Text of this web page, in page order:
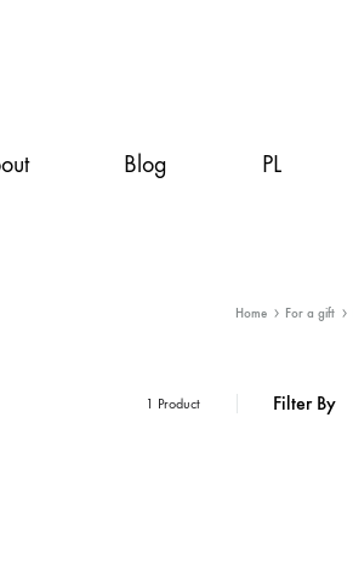
Blog PL
Home For a gift
Filter By
1 Product